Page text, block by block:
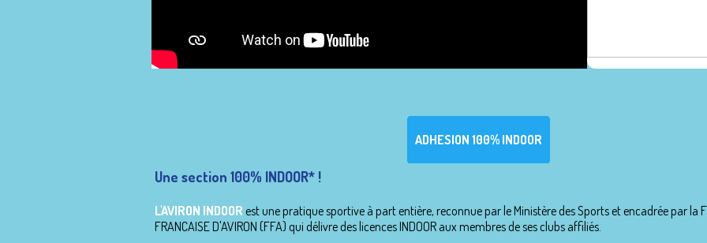
ADHESION 100% INDOOR
Une section 100% INDOOR* !
L'AVIRON INDOOR est une pratique sportive à part entière, reconnue par le Ministère des Sports et encadrée par la
FRANCAISE D'AVIRON (FFA) qui délivre des licences INDOOR aux membres de ses clubs affiliés.